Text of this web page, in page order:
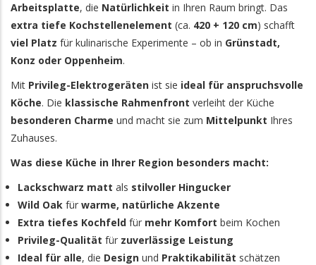
Arbeitsplatte, die Natürlichkeit in Ihren Raum bringt. Das
extra tiefe Kochstellenelement (ca. 420 + 120 cm) schafft
viel Platz für kulinarische Experimente – ob in Grünstadt,
Konz oder Oppenheim.
Mit Privileg-Elektrogeräten ist sie ideal für anspruchsvolle
Köche. Die klassische Rahmenfront verleiht der Küche
besonderen Charme und macht sie zum Mittelpunkt Ihres
Zuhauses.
Was diese Küche in Ihrer Region besonders macht:
Lackschwarz matt als stilvoller Hingucker
Wild Oak für warme, natürliche Akzente
Extra tiefes Kochfeld für mehr Komfort beim Kochen
Privileg-Qualität für zuverlässige Leistung
Ideal für alle, die Design und Praktikabilität schätzen